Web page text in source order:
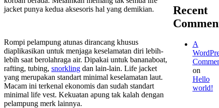
jacket punya kedua aksesoris hal yang demikian.
Rompi pelampung atunas dirancang khusus
diaplikasikan untuk menjaga keselamatan diri lebih-
lebih saat berolahraga air. Dipakai untuk bananaboat,
rafting, tubing, snorkling dan lain-lain. Life jacket
yang merupakan standart minimal keselamatan laut.
Macam ini terkenal ekonomis dan sudah standart
minimal life vest. Kekuatan apung tak kalah dengan
pelampung merk lainnya.
Recent
A
on
Hello
world!